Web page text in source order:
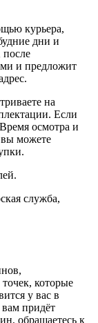
курьера,
дни и
после
и предложит
на
Если
осмотра и
можете
служба,
которые
у вас в
вам придёт
обращаетесь к